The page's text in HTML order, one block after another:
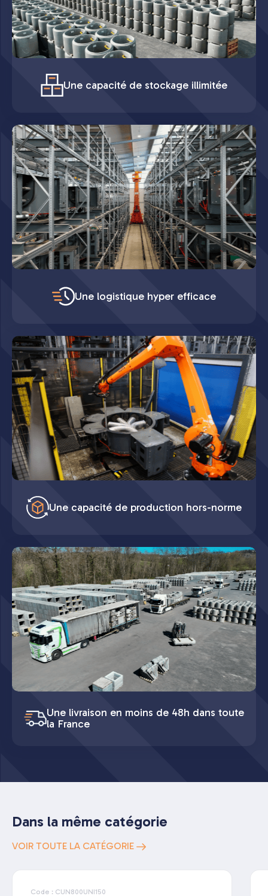
Une capacité de stockage illimitée
Une logistique hyper efficace
Une capacité de production hors-norme
Une livraison en moins de 48h dans toute
la France
Dans la même catégorie
VOIR TOUTE LA CATÉGORIE
Code : CUN800UNI150